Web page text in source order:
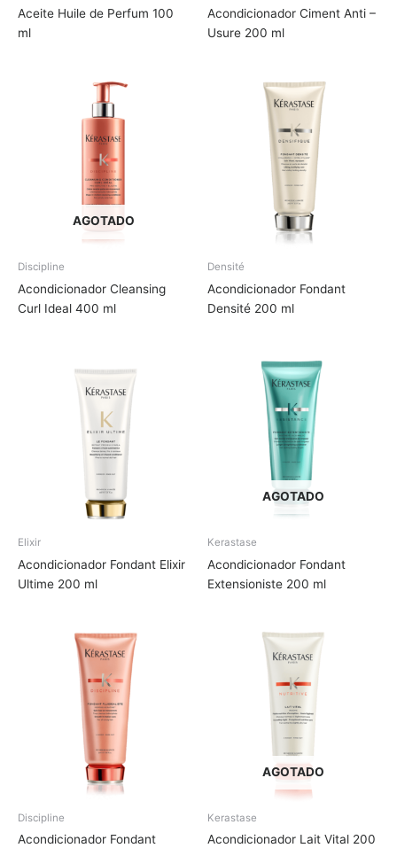
Aceite Huile de Perfum 100
ml
Acondicionador Ciment Anti –
Usure 200 ml
AGOTADO
Discipline
Acondicionador Cleansing
Curl Ideal 400 ml
Densité
Acondicionador Fondant
Densité 200 ml
Elixir
Acondicionador Fondant Elixir
Ultime 200 ml
AGOTADO
Kerastase
Acondicionador Fondant
Extensioniste 200 ml
Discipline
Acondicionador Fondant
AGOTADO
Kerastase
Acondicionador Lait Vital 200